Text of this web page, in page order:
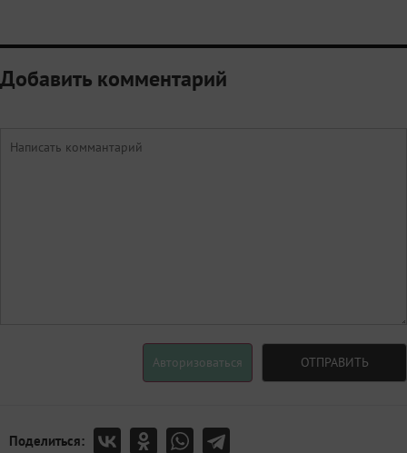
Добавить комментарий
Авторизоваться ОТПРАВИТЬ
Поделиться: